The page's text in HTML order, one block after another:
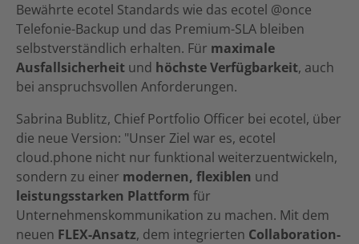
Bewährte ecotel Standards wie das ecotel @once
Telefonie-Backup und das Premium-SLA bleiben
selbstverständlich erhalten. Für maximale
Ausfallsicherheit und höchste Verfügbarkeit, auch
bei anspruchsvollen Anforderungen.
Sabrina Bublitz, Chief Portfolio Officer bei ecotel, über
die neue Version: "Unser Ziel war es, ecotel
cloud.phone nicht nur funktional weiterzuentwickeln,
sondern zu einer modernen, flexiblen und
leistungsstarken Plattform für
Unternehmenskommunikation zu machen. Mit dem
neuen FLEX-Ansatz, dem integrierten Collaboration-